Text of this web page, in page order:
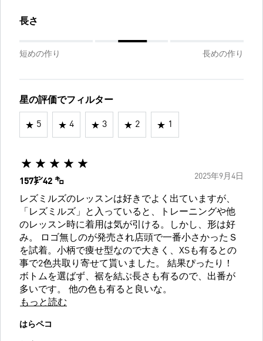
長さ
短めの作り 長めの作り
星の評価でフィルター
5 4 3 2 1
2025年9月4日
157㌢42 ㌔
レズミルズのレッスンは好きでよく出ていますが、
「レズミルズ」と入っていると、トレーニングや他
のレッスン時に着用は気が引ける。しかし、形は好
み。 ロゴ無しのが発売され店頭で一番小さかったＳ
を試着。小柄で痩せ型なので大きく、XSも有るとの
事で2色共取り寄せて貰いました。 結果ぴったり！
ボトムを選ばず、裾を結ぶ長さも有るので、出番が
多いです。 他の色も有ると良いな。
もっと読む
はらペコ